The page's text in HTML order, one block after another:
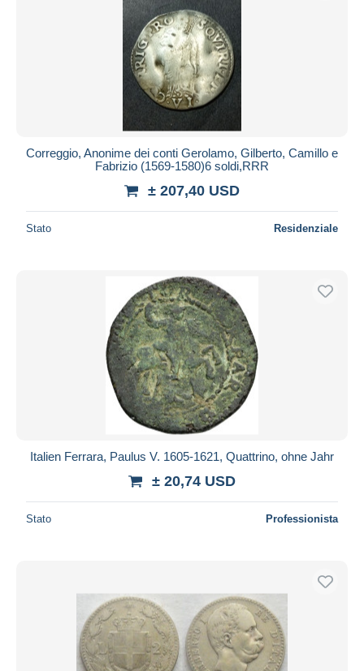
Correggio, Anonime dei conti Gerolamo, Gilberto, Camillo e
Fabrizio (1569-1580)6 soldi,RRR
± 207,40 USD
Stato Residenziale
Italien Ferrara, Paulus V. 1605-1621, Quattrino, ohne Jahr
± 20,74 USD
Stato Professionista